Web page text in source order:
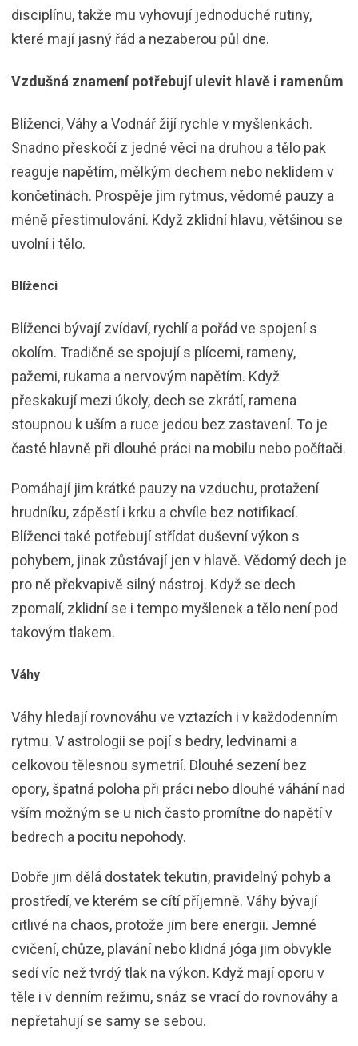
disciplínu, takže mu vyhovují jednoduché rutiny,
které mají jasný řád a nezaberou půl dne.
Vzdušná znamení potřebují ulevit hlavě i ramenům
Blíženci, Váhy a Vodnář žijí rychle v myšlenkách.
Snadno přeskočí z jedné věci na druhou a tělo pak
reaguje napětím, mělkým dechem nebo neklidem v
končetinách. Prospěje jim rytmus, vědomé pauzy a
méně přestimulování. Když zklidní hlavu, většinou se
uvolní i tělo.
Blíženci
Blíženci bývají zvídaví, rychlí a pořád ve spojení s
okolím. Tradičně se spojují s plícemi, rameny,
pažemi, rukama a nervovým napětím. Když
přeskakují mezi úkoly, dech se zkrátí, ramena
stoupnou k uším a ruce jedou bez zastavení. To je
časté hlavně při dlouhé práci na mobilu nebo počítači.
Pomáhají jim krátké pauzy na vzduchu, protažení
hrudníku, zápěstí i krku a chvíle bez notifikací.
Blíženci také potřebují střídat duševní výkon s
pohybem, jinak zůstávají jen v hlavě. Vědomý dech je
pro ně překvapivě silný nástroj. Když se dech
zpomalí, zklidní se i tempo myšlenek a tělo není pod
takovým tlakem.
Váhy
Váhy hledají rovnováhu ve vztazích i v každodenním
rytmu. V astrologii se pojí s bedry, ledvinami a
celkovou tělesnou symetrií. Dlouhé sezení bez
opory, špatná poloha při práci nebo dlouhé váhání nad
vším možným se u nich často promítne do napětí v
bedrech a pocitu nepohody.
Dobře jim dělá dostatek tekutin, pravidelný pohyb a
prostředí, ve kterém se cítí příjemně. Váhy bývají
citlivé na chaos, protože jim bere energii. Jemné
cvičení, chůze, plavání nebo klidná jóga jim obvykle
sedí víc než tvrdý tlak na výkon. Když mají oporu v
těle i v denním režimu, snáz se vrací do rovnováhy a
nepřetahují se samy se sebou.